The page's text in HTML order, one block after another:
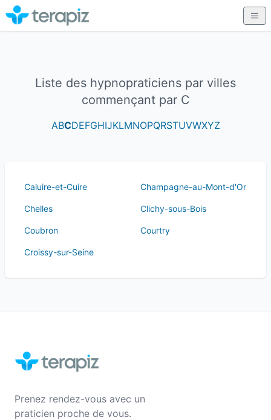
Liste des hypnopraticiens par villes
commençant par C
ABCDEFGHIJKLMNOPQRSTUVWXYZ
Caluire-et-Cuire Champagne-au-Mont-d'Or
Chelles Clichy-sous-Bois
Coubron Courtry
Croissy-sur-Seine
Prenez rendez-vous avec un
praticien proche de vous.